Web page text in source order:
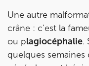
Une autre
crâne : c’est la
ou plagiocéphalie.
quelques
Prenez RDV
Prenez RDV
IK Paris 11